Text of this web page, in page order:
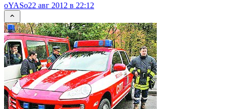
oYASo22 авг 2012 в 22:12